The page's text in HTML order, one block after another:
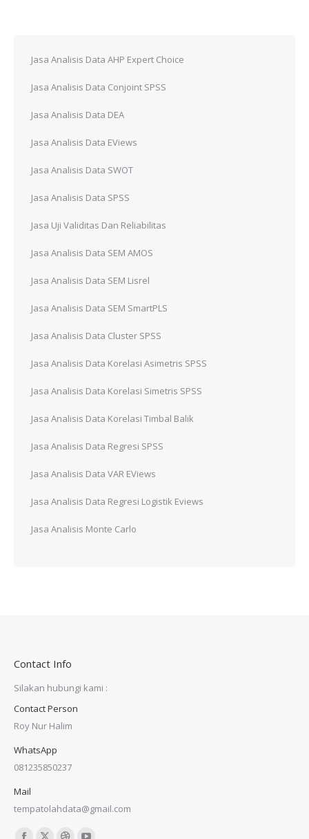
Jasa Analisis Data AHP Expert Choice
Jasa Analisis Data Conjoint SPSS
Jasa Analisis Data DEA
Jasa Analisis Data EViews
Jasa Analisis Data SWOT
Jasa Analisis Data SPSS
Jasa Uji Validitas Dan Reliabilitas
Jasa Analisis Data SEM AMOS
Jasa Analisis Data SEM Lisrel
Jasa Analisis Data SEM SmartPLS
Jasa Analisis Data Cluster SPSS
Jasa Analisis Data Korelasi Asimetris SPSS
Jasa Analisis Data Korelasi Simetris SPSS
Jasa Analisis Data Korelasi Timbal Balik
Jasa Analisis Data Regresi SPSS
Jasa Analisis Data VAR EViews
Jasa Analisis Data Regresi Logistik Eviews
Jasa Analisis Monte Carlo
Contact Info
Silakan hubungi kami :
Contact Person
Roy Nur Halim
WhatsApp
081235850237
Mail
tempatolahdata@gmail.com
Find us on: